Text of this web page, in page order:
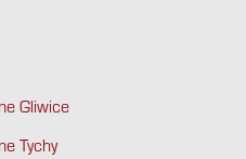
Gliwice
Tychy